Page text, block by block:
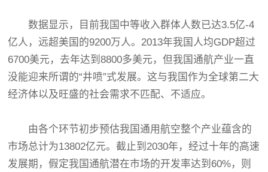
数据显示，目前我国中等收入群体人数已达3.5亿-4
亿人，远超美国的9200万人。2013年我国人均GDP超过
6700美元，去年达到8800多美元，但我国通航产业一直
没能迎来所谓的“井喷”式发展。这与我国作为全球第二大
经济体以及旺盛的社会需求不匹配、不适应。
由各个环节初步预估我国通用航空整个产业蕴含的
市场总计为13802亿元。截止到2030年，经过十年的高速
发展期，假定我国通航潜在市场的开发率达到60%，则